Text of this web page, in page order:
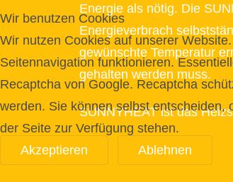
Energie als nötig. Die
Energieverbrach
gewünschte Temperatur
gehalten werden muss.
SUNNYHEAT ist das
Wir benutzen Cookies
Wir nutzen Cookies auf unserer
Seitennavigation funktionieren.
Recaptcha von Google. Recaptcha
werden. Sie können selbst entscheiden,
der Seite zur Verfügung stehen.
Akzeptieren
Ablehnen